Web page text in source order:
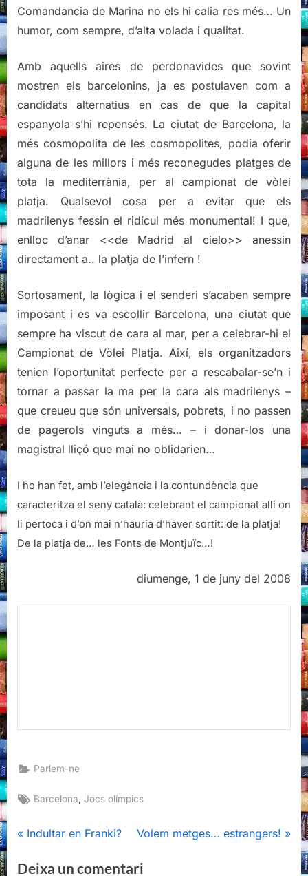
Comandancia de Marina no els hi calia res més… Un
humor, com sempre, d’alta volada i qualitat.
Amb aquells aires de perdonavides que sovint
mostren els barcelonins, ja es postulaven com a
candidats alternatius en cas de que la capital
espanyola s’hi repensés. La ciutat de Barcelona, la
més cosmopolita de les cosmopolites, podia oferir
alguna de les millors i més reconegudes platges de
tota la mediterrània, per al campionat de vòlei
platja. Qualsevol cosa per a evitar que els
madrilenys fessin el ridícul més monumental! I que,
enlloc d’anar <<de Madrid al cielo>> anessin
directament a.. la platja de l’infern !
Sortosament, la lògica i el senderi s’acaben sempre
imposant i es va escollir Barcelona, una ciutat que
sempre ha viscut de cara al mar, per a celebrar-hi el
Campionat de Vòlei Platja. Així, els organitzadors
tenien l’oportunitat perfecte per a rescabalar-se’n i
tornar a passar la ma per la cara als madrilenys –
que creueu que són universals, pobrets, i no passen
de pagerols vinguts a més… – i donar-los una
magistral lliçó que mai no oblidarien…
I ho han fet, amb l’elegància i la contundència que
caracteritza el seny català: celebrant el campionat allí on
li pertoca i d’on mai n’hauria d’haver sortit: de la platja!
De la platja de… les Fonts de Montjuïc…!
diumenge, 1 de juny del 2008
r
v
i
u
t
P
s
necessaris estan marcats amb*